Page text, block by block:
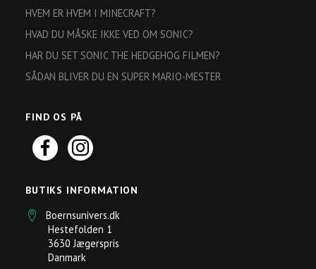
HVEM ER HVEM I MINECRAFT?
HVAD DU MÅSKE IKKE VED OM SONIC?
HAR DU SET SONIC THE HEDGEHOG FILMEN?
SÅDAN BLIVER DU EN SUPER MARIO-MESTER
FIND OS PÅ
BUTIKS INFORMATION
Boernsunivers.dk
Hestefolden 1
3630 Jægerspris
Danmark